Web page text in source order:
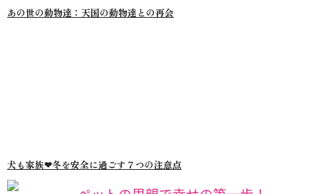
あの世の動物達：天国の動物達との再会
犬も家族❤︎冬を安全に過ごす７つの注意点